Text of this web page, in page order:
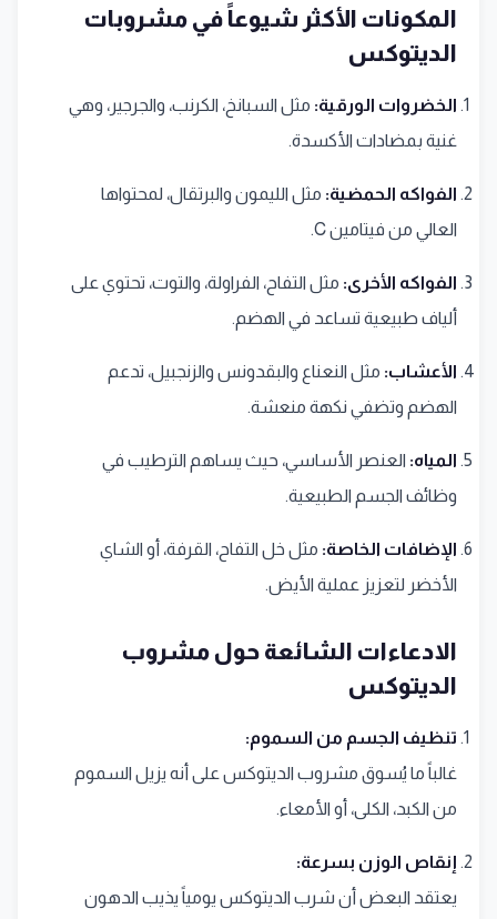
المكونات الأكثر شيوعاً في مشروبات
الديتوكس
الخضروات الورقية: مثل السبانخ، الكرنب، والجرجير، وهي
غنية بمضادات الأكسدة.
الفواكه الحمضية: مثل الليمون والبرتقال، لمحتواها
العالي من فيتامين C.
الفواكه الأخرى: مثل التفاح، الفراولة، والتوت، تحتوي على
ألياف طبيعية تساعد في الهضم.
الأعشاب: مثل النعناع والبقدونس والزنجبيل، تدعم
الهضم وتضفي نكهة منعشة.
المياه: العنصر الأساسي، حيث يساهم الترطيب في
وظائف الجسم الطبيعية.
الإضافات الخاصة: مثل خل التفاح، القرفة، أو الشاي
الأخضر لتعزيز عملية الأيض.
الادعاءات الشائعة حول مشروب
الديتوكس
تنظيف الجسم من السموم:
غالباً ما يُسوق مشروب الديتوكس على أنه يزيل السموم
من الكبد، الكلى، أو الأمعاء.
إنقاص الوزن بسرعة:
يعتقد البعض أن شرب الديتوكس يومياً يذيب الدهون